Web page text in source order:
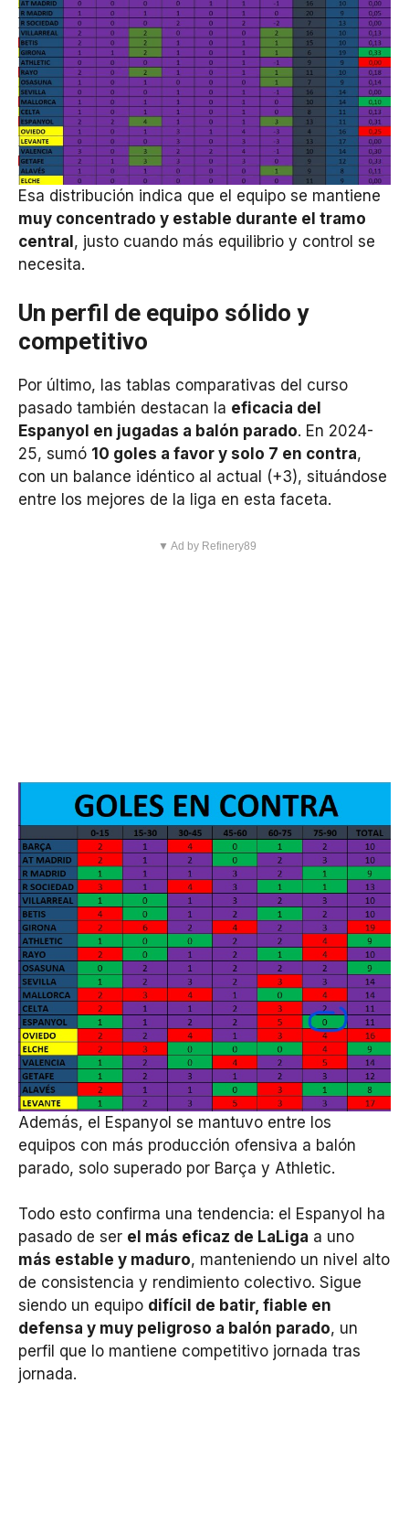
Esa distribución indica que el equipo se mantiene
muy concentrado y estable durante el tramo
central, justo cuando más equilibrio y control se
necesita.
Un perfil de equipo sólido y
competitivo
Por último, las tablas comparativas del curso
pasado también destacan la eficacia del
Espanyol en jugadas a balón parado. En 2024-
25, sumó 10 goles a favor y solo 7 en contra,
con un balance idéntico al actual (+3), situándose
entre los mejores de la liga en esta faceta.
▼ Ad by Refinery89
Además, el Espanyol se mantuvo entre los
equipos con más producción ofensiva a balón
parado, solo superado por Barça y Athletic.
Todo esto confirma una tendencia: el Espanyol ha
pasado de ser el más eficaz de LaLiga a uno
más estable y maduro, manteniendo un nivel alto
de consistencia y rendimiento colectivo. Sigue
siendo un equipo difícil de batir, fiable en
defensa y muy peligroso a balón parado, un
perfil que lo mantiene competitivo jornada tras
jornada.